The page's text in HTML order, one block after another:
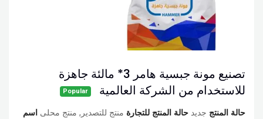
تصنيع مونة جبسية هامر 3* مالئة جاهزة
للاستخدام من الشركة العالمية
Popular
حالة المنتج جديد حالة المنتج للتجارة منتج للتصدير, منتج محلى اسم